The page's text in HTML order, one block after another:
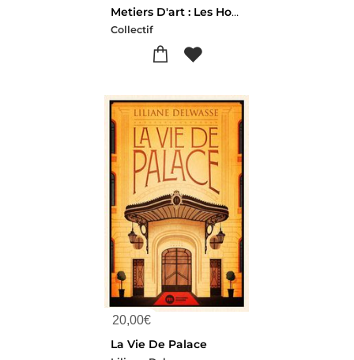
Metiers D'art : Les Horlogers
Collectif
20,00€
La Vie De Palace